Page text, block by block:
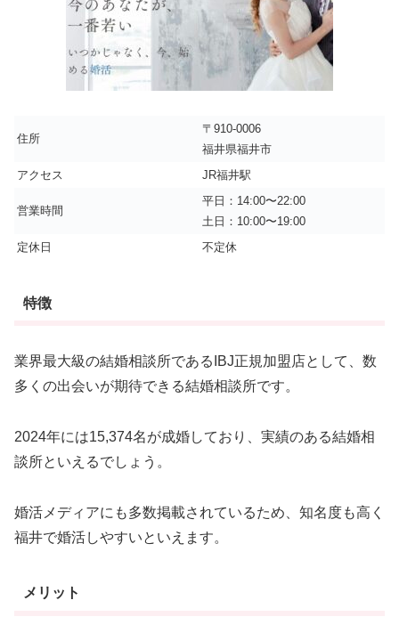
住所
〒910-0006
福井県福井市
アクセス
JR福井駅
営業時間
平日：14:00〜22:00
土日：10:00〜19:00
定休日
不定休
特徴
業界最大級の結婚相談所であるIBJ正規加盟店として、数
多くの出会いが期待できる結婚相談所です。
2024年には15,374名が成婚しており、実績のある結婚相
談所といえるでしょう。
婚活メディアにも多数掲載されているため、知名度も高く
福井で婚活しやすいといえます。
メリット